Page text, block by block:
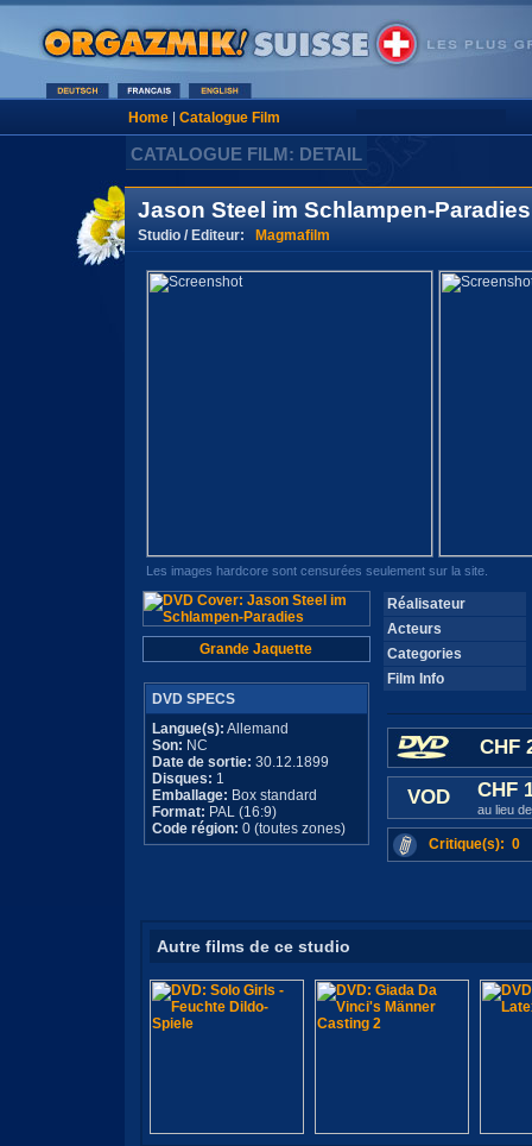
Home| Catalogue Film
CATALOGUE FILM: DETAIL
Jason Steel im Schlampen-Paradies
Studio / Editeur: Magmafilm
Les images hardcore sont censurées seulement sur la site.
Grande Jaquette
DVD SPECS
Langue(s): Allemand
Son: NC
Date de sortie: 30.12.1899
Disques: 1
Emballage: Box standard
Format: PAL (16:9)
Code région: 0 (toutes zones)
Réalisateur
Acteurs
Categories
Film Info
CHF
VOD CHF
au lieu
Critique(s): 0
Autre films de ce studio